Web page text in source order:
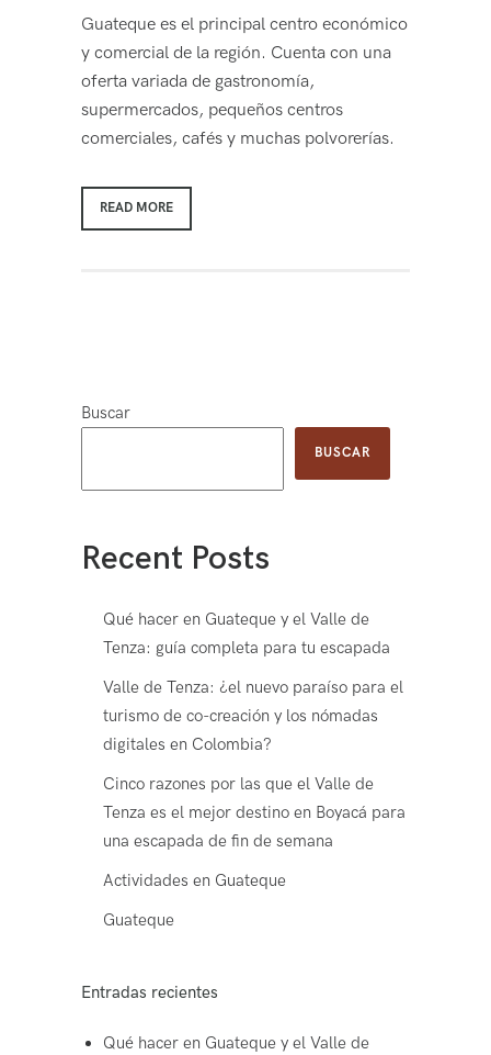
Guateque es el principal centro económico
y comercial de la región. Cuenta con una
oferta variada de gastronomía,
supermercados, pequeños centros
comerciales, cafés y muchas polvorerías.
READ MORE
Buscar
BUSCAR
Recent Posts
Qué hacer en Guateque y el Valle de
Tenza: guía completa para tu escapada
Valle de Tenza: ¿el nuevo paraíso para el
turismo de co-creación y los nómadas
digitales en Colombia?
Cinco razones por las que el Valle de
Tenza es el mejor destino en Boyacá para
una escapada de fin de semana
Actividades en Guateque
Guateque
Entradas recientes
Qué hacer en Guateque y el Valle de